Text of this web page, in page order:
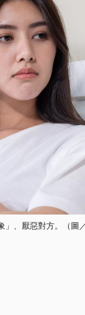
」、厭惡對方。（圖